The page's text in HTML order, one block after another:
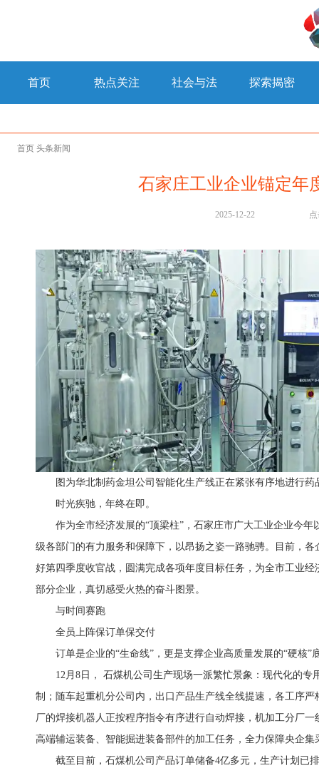
首页 热点关注 社会与法 探索揭密
首页 头条新闻
石家庄工业企业锚定年
2025-12-22
图为华北制药金坦公司智能化生产线正在紧张有序地进行
时光疾驰，年终在即。
作为全市经济发展的“顶梁柱”，石家庄市广大工业企业今
级各部门的有力服务和保障下，以昂扬之姿一路驰骋。目前，
好第四季度收官战，圆满完成各项年度目标任务，为全市工业
部分企业，真切感受火热的奋斗图景。
与时间赛跑
全员上阵保订单保交付
订单是企业的“生命线”，更是支撑企业高质量发展的“硬核”
12月8日， 石煤机公司生产现场一派繁忙景象：现代化的
制；随车起重机分公司内，出口产品生产线全线提速，各工序
厂的焊接机器人正按程序指令有序进行自动焊接，机加工分厂
高端辅运装备、智能掘进装备部件的加工任务，全力保障央企
截至目前，石煤机公司产品订单储备4亿多元，生产计划已